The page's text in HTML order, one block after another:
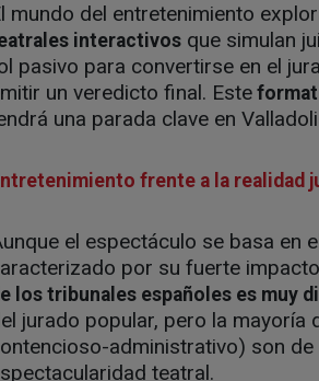
mundo del entretenimiento
interactivos que simulan
pasivo para convertirse en el
un veredicto final. Este
una parada clave en
frente a la realidad
el espectáculo se basa en
por su fuerte
los tribunales españoles es muy
jurado popular, pero la
administrativo) son
teatral.